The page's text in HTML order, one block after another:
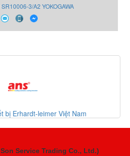
3/A2 YOKOGAWA
bị Erhardt-leimer Việt Nam
Service Trading Co., Ltd.)